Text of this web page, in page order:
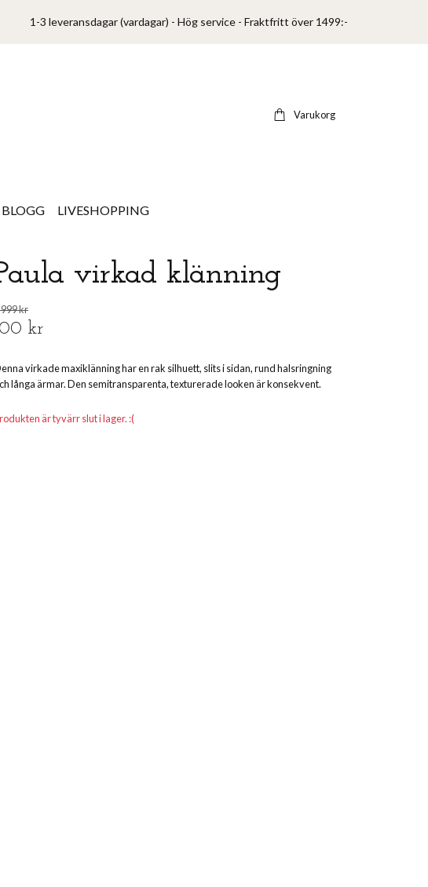
1-3 leveransdagar (vardagar) - Hög service - Fraktfritt över 1499:-
Varukorg
BLOGG LIVESHOPPING
virkad klänning
kr
kr
virkade maxiklänning har en rak silhuett, slits i sidan, rund halsringning
långa ärmar. Den semitransparenta, texturerade looken är konsekvent.
är tyvärr slut i lager. :(